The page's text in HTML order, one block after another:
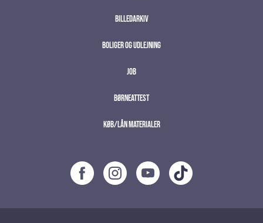
Billedarkiv
Boliger og udlejning
Job
Børneattest
Køb/lån materialer